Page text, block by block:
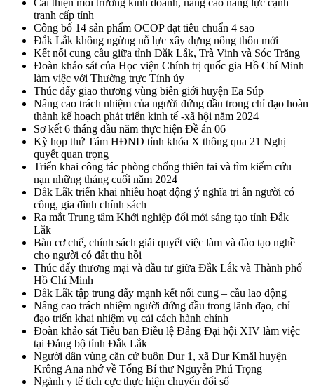
Cải thiện môi trường kinh doanh, nâng cao năng lực cạnh
tranh cấp tỉnh
Công bố 14 sản phẩm OCOP đạt tiêu chuẩn 4 sao
Đắk Lắk không ngừng nỗ lực xây dựng nông thôn mới
Kết nối cung cầu giữa tỉnh Đắk Lắk, Trà Vinh và Sóc Trăng
Đoàn khảo sát của Học viện Chính trị quốc gia Hồ Chí Minh
làm việc với Thường trực Tỉnh ủy
Thúc đẩy giao thương vùng biên giới huyện Ea Súp
Nâng cao trách nhiệm của người đứng đầu trong chỉ đạo hoàn
thành kế hoạch phát triển kinh tế -xã hội năm 2024
Sơ kết 6 tháng đầu năm thực hiện Đề án 06
Kỳ họp thứ Tám HĐND tỉnh khóa X thông qua 21 Nghị
quyết quan trọng
Triển khai công tác phòng chống thiên tai và tìm kiếm cứu
nạn những tháng cuối năm 2024
Đắk Lắk triển khai nhiều hoạt động ý nghĩa tri ân người có
công, gia đình chính sách
Ra mắt Trung tâm Khởi nghiệp đổi mới sáng tạo tỉnh Đắk
Lắk
Bàn cơ chế, chính sách giải quyết việc làm và đào tạo nghề
cho người có đất thu hồi
Thúc đẩy thương mại và đầu tư giữa Đắk Lắk và Thành phố
Hồ Chí Minh
Đắk Lắk tập trung đẩy mạnh kết nối cung – cầu lao động
Nâng cao trách nhiệm người đứng đầu trong lãnh đạo, chỉ
đạo triển khai nhiệm vụ cải cách hành chính
Đoàn khảo sát Tiểu ban Điều lệ Đảng Đại hội XIV làm việc
tại Đảng bộ tỉnh Đắk Lắk
Người dân vùng căn cứ buôn Dur 1, xã Dur Kmăl huyện
Krông Ana nhớ về Tổng Bí thư Nguyễn Phú Trọng
Ngành y tế tích cực thực hiện chuyển đổi số